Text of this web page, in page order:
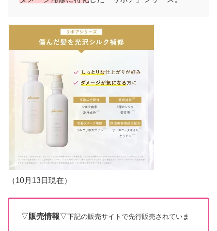
（10月13日現在）
▽販売情報▽下記の販売サイトで先行販売されていま